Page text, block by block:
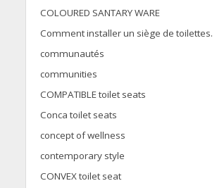
COLOURED SANTARY WARE
Comment installer un siège de toilettes.
communautés
communities
COMPATIBLE toilet seats
Conca toilet seats
concept of wellness
contemporary style
CONVEX toilet seat